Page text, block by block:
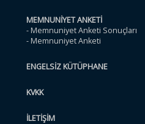
MEMNUNİYET ANKETİ
- Memnuniyet Anketi Sonuçları
- Memnuniyet Anketi
ENGELSİZ KÜTÜPHANE
KVKK
İLETİŞİM